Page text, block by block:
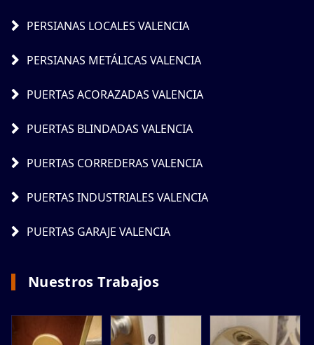
PERSIANAS LOCALES VALENCIA
PERSIANAS METÁLICAS VALENCIA
PUERTAS ACORAZADAS VALENCIA
PUERTAS BLINDADAS VALENCIA
PUERTAS CORREDERAS VALENCIA
PUERTAS INDUSTRIALES VALENCIA
PUERTAS GARAJE VALENCIA
Nuestros Trabajos